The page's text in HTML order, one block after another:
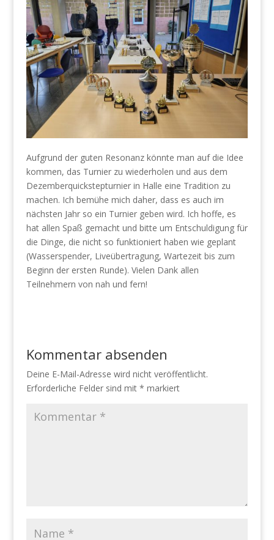
Aufgrund der guten Resonanz könnte man auf die Idee
kommen, das Turnier zu wiederholen und aus dem
Dezemberquickstepturnier in Halle eine Tradition zu
machen. Ich bemühe mich daher, dass es auch im
nächsten Jahr so ein Turnier geben wird. Ich hoffe, es
hat allen Spaß gemacht und bitte um Entschuldigung für
die Dinge, die nicht so funktioniert haben wie geplant
(Wasserspender, Liveübertragung, Wartezeit bis zum
Beginn der ersten Runde). Vielen Dank allen
Teilnehmern von nah und fern!
Kommentar absenden
Deine E-Mail-Adresse wird nicht veröffentlicht.
Erforderliche Felder sind mit * markiert